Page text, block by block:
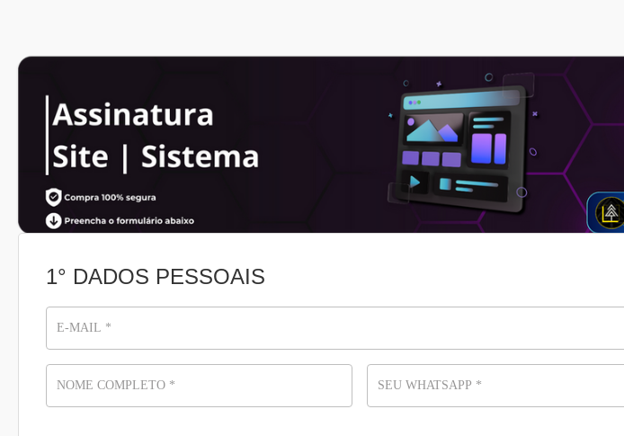
1° DADOS PESSOAIS
E-MAIL *
NOME COMPLETO * SEU WHATSAPP *